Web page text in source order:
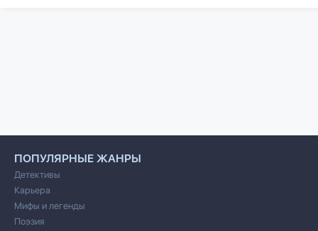
ПОПУЛЯРНЫЕ ЖАНРЫ
Детективы
Карьера
Мифы и легенды
Поэзия